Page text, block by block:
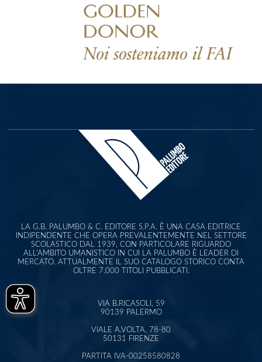
LA G.B. PALUMBO & C. EDITORE S.P.A. È UNA CASA EDITRICE
INDIPENDENTE CHE OPERA PREVALENTEMENTE NEL SETTORE
SCOLASTICO DAL 1939, CON PARTICOLARE RIGUARDO
ALL'AMBITO UMANISTICO IN CUI LA PALUMBO È LEADER DI
MERCATO. ATTUALMENTE IL SUO CATALOGO STORICO CONTA
OLTRE 7.000 TITOLI PUBBLICATI.
VIA B.RICASOLI, 59
90139 PALERMO
VIALE A.VOLTA, 78-80
50131 FIRENZE
PARTITA IVA-00258580828